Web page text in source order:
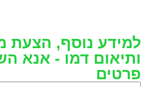
למידע נוסף, הצעת
ותיאום דמו - אנא
פרטים